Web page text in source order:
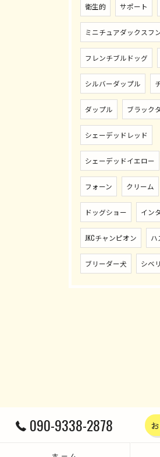
衛生的 サポート
ミニチュアダックスフ
フレンチブルドッグ
シルバーダップル
ダップル ブラック
シェーデッドレッド
シェーデッドイエロー
フォーン クリーム
ドッグショー イン
JKCチャンピオン ハ
ブリーダー犬 シベ
090-9338-2878